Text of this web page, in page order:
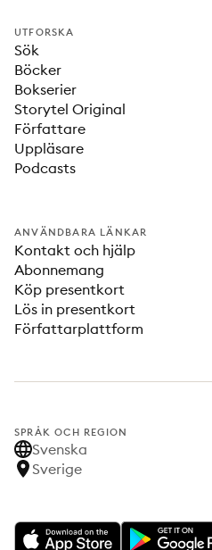
UTFORSKA
Sök
Böcker
Bokserier
Storytel Original
Författare
Uppläsare
Podcasts
ANVÄNDBARA LÄNKAR
Kontakt och hjälp
Abonnemang
Köp presentkort
Lös in presentkort
Författarplattform
SPRÅK OCH REGION
Svenska
Sverige